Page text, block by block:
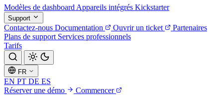
Modèles de dashboard Appareils intégrés Kickstarter
Support
Contactez-nous Documentation Ouvrir un ticket
Partenaires
Plans de support Services professionnels
Tarifs
FR
EN PT DE ES
Réserver une démo
Commencer